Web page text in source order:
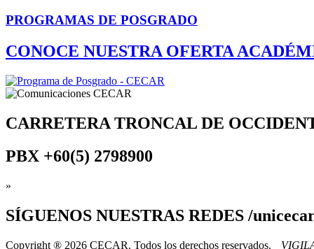
PROGRAMAS DE POSGRADO
CONOCE NUESTRA OFERTA
CARRETERA TRONCAL DE
PBX +60(5) 2798900
»
SÍGUENOS NUESTRAS REDES /
Copyright ® 2026 CECAR. Todos los derechos reservados.